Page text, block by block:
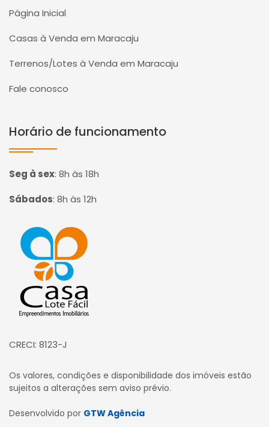
Página Inicial
Casas à Venda em Maracaju
Terrenos/Lotes à Venda em Maracaju
Fale conosco
Horário de funcionamento
Seg à sex: 8h às 18h
Sábados: 8h às 12h
Página inicial
CRECI: 8123-J
Os valores, condições e disponibilidade dos imóveis estão
sujeitos a alterações sem aviso prévio.
Desenvolvido por GTW Agência